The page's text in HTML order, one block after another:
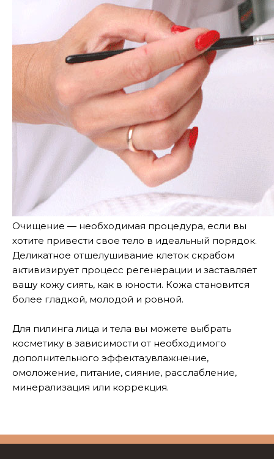
Очищение — необходимая процедура, если вы
хотите привести свое тело в идеальный порядок.
Деликатное отшелушивание клеток скрабом
активизирует процесс регенерации и заставляет
вашу кожу сиять, как в юности. Кожа становится
более гладкой, молодой и ровной.
Для пилинга лица и тела вы можете выбрать
косметику в зависимости от необходимого
дополнительного эффекта:увлажнение,
омоложение, питание, сияние, расслабление,
минерализация или коррекция.